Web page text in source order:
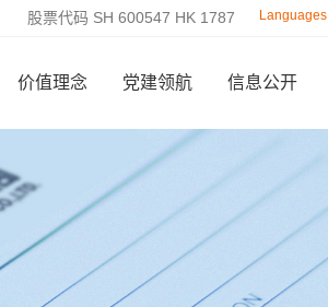
Languages
股票代码 SH 600547 HK 1787
价值理念 党建领航 信息公开